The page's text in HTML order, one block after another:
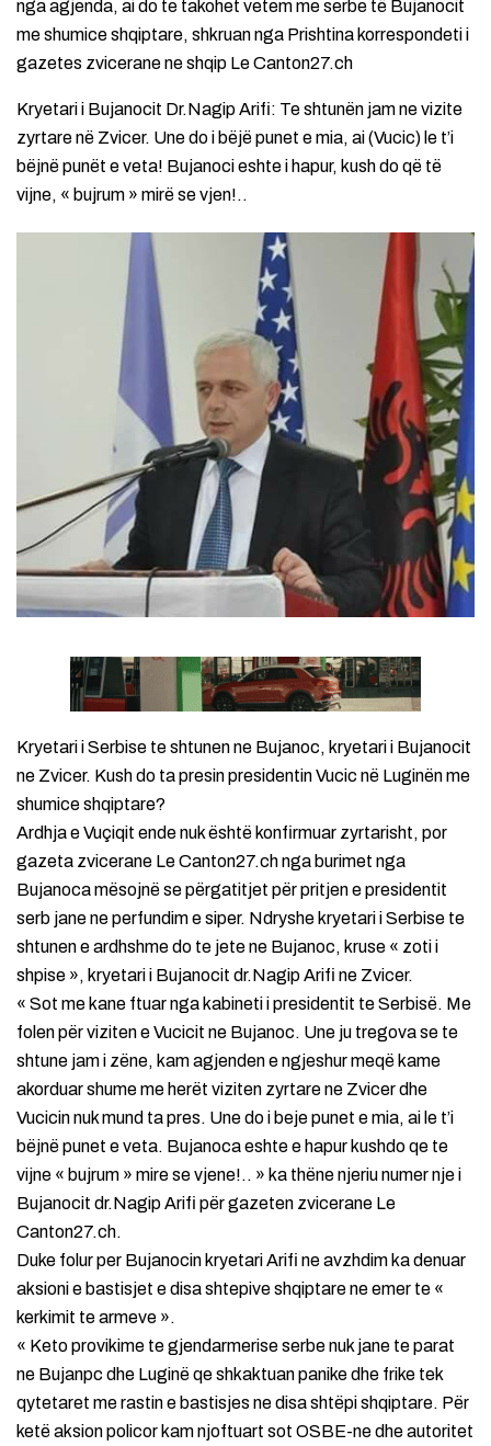
nga agjenda, ai do te takohet vetem me serbe të Bujanocit
me shumice shqiptare, shkruan nga Prishtina korrespondeti i
gazetes zvicerane ne shqip Le Canton27.ch
Kryetari i Bujanocit Dr.Nagip Arifi: Te shtunën jam ne vizite
zyrtare në Zvicer. Une do i bëjë punet e mia, ai (Vucic) le t’i
bëjnë punët e veta! Bujanoci eshte i hapur, kush do që të
vijne, « bujrum » mirë se vjen!..
Kryetari i Serbise te shtunen ne Bujanoc, kryetari i Bujanocit
ne Zvicer. Kush do ta presin presidentin Vucic në Luginën me
shumice shqiptare?
Ardhja e Vuçiqit ende nuk është konfirmuar zyrtarisht, por
gazeta zvicerane Le Canton27.ch nga burimet nga
Bujanoca mësojnë se përgatitjet për pritjen e presidentit
serb jane ne perfundim e siper. Ndryshe kryetari i Serbise te
shtunen e ardhshme do te jete ne Bujanoc, kruse « zoti i
shpise », kryetari i Bujanocit dr.Nagip Arifi ne Zvicer.
« Sot me kane ftuar nga kabineti i presidentit te Serbisë. Me
folen për viziten e Vucicit ne Bujanoc. Une ju tregova se te
shtune jam i zëne, kam agjenden e ngjeshur meqë kame
akorduar shume me herët viziten zyrtare ne Zvicer dhe
Vucicin nuk mund ta pres. Une do i beje punet e mia, ai le t’i
bëjnë punet e veta. Bujanoca eshte e hapur kushdo qe te
vijne « bujrum » mire se vjene!.. » ka thëne njeriu numer nje i
Bujanocit dr.Nagip Arifi për gazeten zvicerane Le
Canton27.ch.
Duke folur per Bujanocin kryetari Arifi ne avzhdim ka denuar
aksioni e bastisjet e disa shtepive shqiptare ne emer te «
kerkimit te armeve ».
« Keto provikime te gjendarmerise serbe nuk jane te parat
ne Bujanpc dhe Luginë qe shkaktuan panike dhe frike tek
qytetaret me rastin e bastisjes ne disa shtëpi shqiptare. Për
ketë aksion policor kam njoftuart sot OSBE-ne dhe autoritet